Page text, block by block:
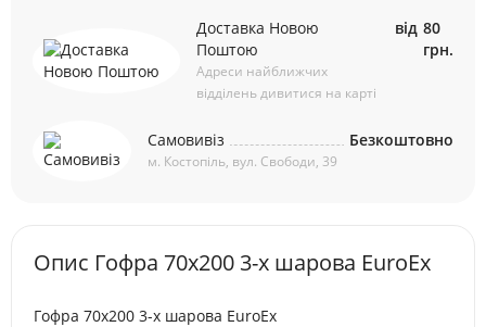
Доставка Новою
Поштою
Адреси найближчих
відділень дивитися на карті
від 80
грн.
Самовивіз
м. Костопіль, вул. Свободи, 39
Безкоштовно
Опис Гофра 70х200 3-х шарова EuroEx
Гофра 70х200 3-х шарова EuroEx